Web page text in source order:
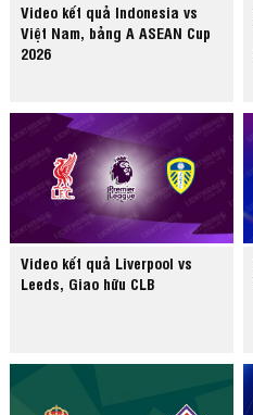
Video kết quả Indonesia vs
Việt Nam, bảng A ASEAN Cup
2026
Video kết quả Liverpool vs
Leeds, Giao hữu CLB